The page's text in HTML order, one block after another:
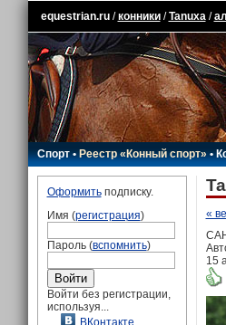
equestrian.ru/конники/Tanuxa/
Спорт•Реестр «Конный спорт»•
Оформитьподписку.
Имя (регистрация)
Пароль (вспомнить)
Войти без регистрации,
используя...
ВКонтакте
«
15